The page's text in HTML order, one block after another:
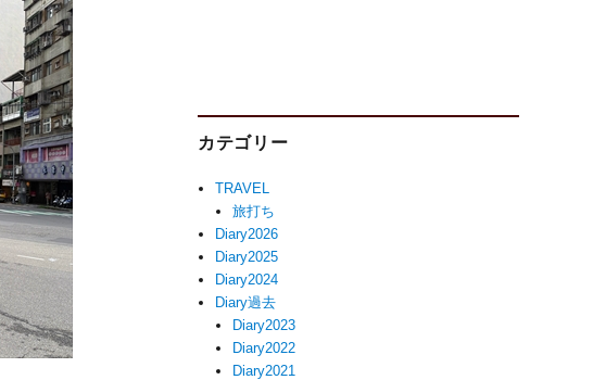
カテゴリー
TRAVEL
旅打ち
Diary2026
Diary2025
Diary2024
Diary過去
Diary2023
Diary2022
Diary2021